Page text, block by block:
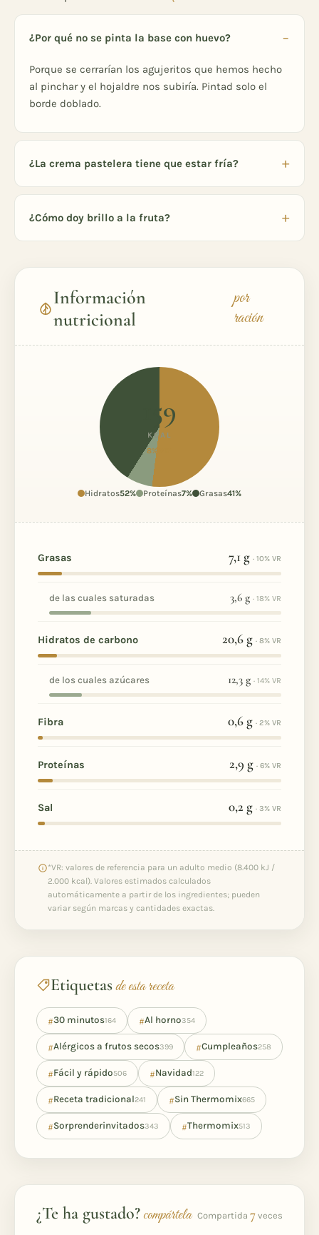
¿Por qué no se pinta la base con huevo?
Porque se cerrarían los agujeritos que hemos hecho
al pinchar y el hojaldre nos subiría. Pintad solo el
borde doblado.
¿La crema pastelera tiene que estar fría?
¿Cómo doy brillo a la fruta?
Información
nutricional
por
ración
159
KCAL
8% VR*
Hidratos52% Proteínas7% Grasas41%
Grasas 7,1 g · 10% VR
de las cuales saturadas 3,6 g · 18% VR
Hidratos de carbono 20,6 g · 8% VR
de los cuales azúcares 12,3 g · 14% VR
Fibra 0,6 g · 2% VR
Proteínas 2,9 g · 6% VR
Sal 0,2 g · 3% VR
*VR: valores de referencia para un adulto medio (8.400 kJ /
2.000 kcal). Valores estimados calculados
automáticamente a partir de los ingredientes; pueden
variar según marcas y cantidades exactas.
Etiquetasde esta receta
#30 minutos164 #Al horno354
#Alérgicos a frutos secos399 #Cumpleaños258
#Fácil y rápido506 #Navidad122
#Receta tradicional241 #Sin Thermomix665
#Sorprenderinvitados343 #Thermomix513
¿Te ha gustado?compártela Compartida 7 veces